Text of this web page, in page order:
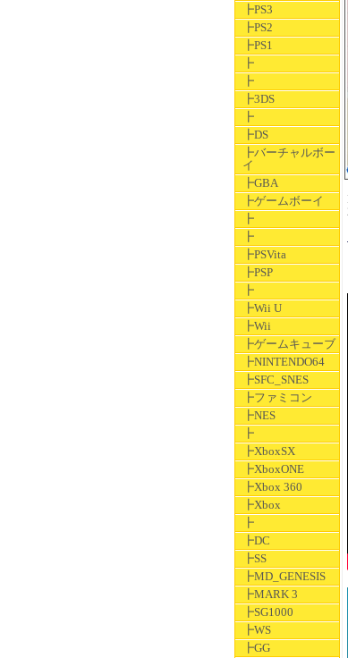
┣PS3
┣PS2
┣PS1
┣
┣
┣3DS
┣
┣DS
┣バーチャルボー
イ
┣GBA
┣ゲームボーイ
┣
┣
┣PSVita
┣PSP
┣
┣Wii U
┣Wii
┣ゲームキューブ
┣NINTENDO64
┣SFC_SNES
┣ファミコン
┣NES
┣
┣XboxSX
┣XboxONE
┣Xbox 360
┣Xbox
┣
┣DC
┣SS
┣MD_GENESIS
┣MARK 3
┣SG1000
┣WS
┣GG